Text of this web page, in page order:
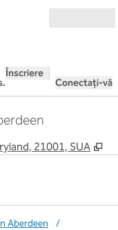
Înscriere
Conectați-vă
21001, SUA ,
Aberdeen
/